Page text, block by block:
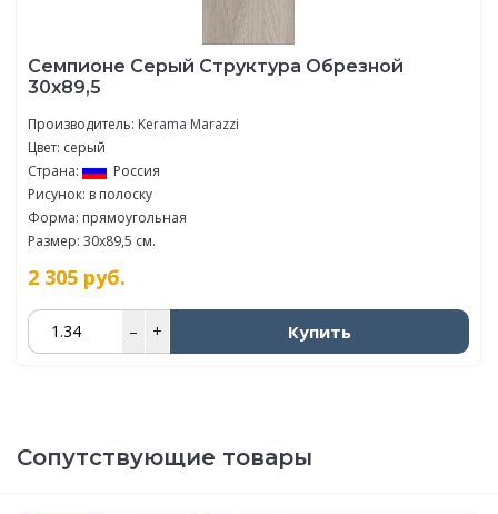
Семпионе Серый Структура Обрезной
30х89,5
Производитель: Kerama Marazzi
Цвет: серый
Страна:
Россия
Рисунок: в полоску
Форма: прямоугольная
Размер: 30x89,5 см.
2 305 руб.
– + Купить
Сопутствующие товары